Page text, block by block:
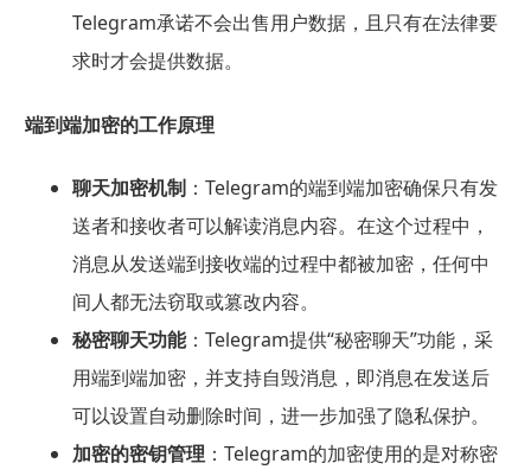
Telegram承诺不会出售用户数据，且只有在法律要
求时才会提供数据。
端到端加密的工作原理
聊天加密机制：Telegram的端到端加密确保只有发
送者和接收者可以解读消息内容。在这个过程中，
消息从发送端到接收端的过程中都被加密，任何中
间人都无法窃取或篡改内容。
秘密聊天功能：Telegram提供“秘密聊天”功能，采
用端到端加密，并支持自毁消息，即消息在发送后
可以设置自动删除时间，进一步加强了隐私保护。
加密的密钥管理 ：Telegram的加密使用的是对称密